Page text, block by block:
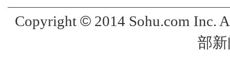
Copyright ©2014 Sohu.com Inc.
部